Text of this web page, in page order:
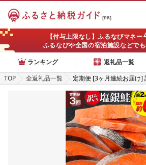
[PR]
【付与上限なし】ふるなびマネー
ふるなびや全国の宿泊施設などでも
ランキング
返礼品一覧
TOP
全返礼品一覧
定期便 [3ヶ月連続お届け]
計6kg サケ しゃけ 魚 鮭